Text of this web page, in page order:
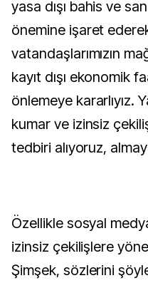
yasa dışı bahis ve
önemine işaret
vatandaşlarımızın
kayıt dışı ekonomik
önlemeye kararlıyız.
kumar ve izinsiz
tedbiri alıyoruz,
Özellikle sosyal
izinsiz çekilişlere
Şimşek, sözlerini